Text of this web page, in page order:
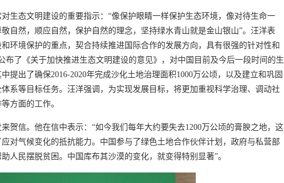
生态文明建设的重要指示：“像保护眼睛一样保护生态环境，像对待生命一
自然，顺应自然，保护自然的理念，坚持绿水青山就是金山银山”。汪洋表
环境保护的重点，契合持续推进国际合作的发展方向，具有很强的针对性和
布了《关于加快推进生态文明建设的意见》，对中国目前及今后一段时间的生
提出了确保2016-2020年完成沙化土地治理面积1000万公顷，以及建立和巩固
系等目标任务。汪洋强调，为实现发展目标，将更加重视科学治理、调动社
方面的工作。
贺信。他在信中表示：“如今我们每年大约要失去1200万公顷的膏腴之地，这
对气候变化的抵抗能力。中国参与了绿色土地合作伙伴计划，政府与私营部
人民摆脱贫困。中国库布其沙漠的变化，就变得特别显著”。